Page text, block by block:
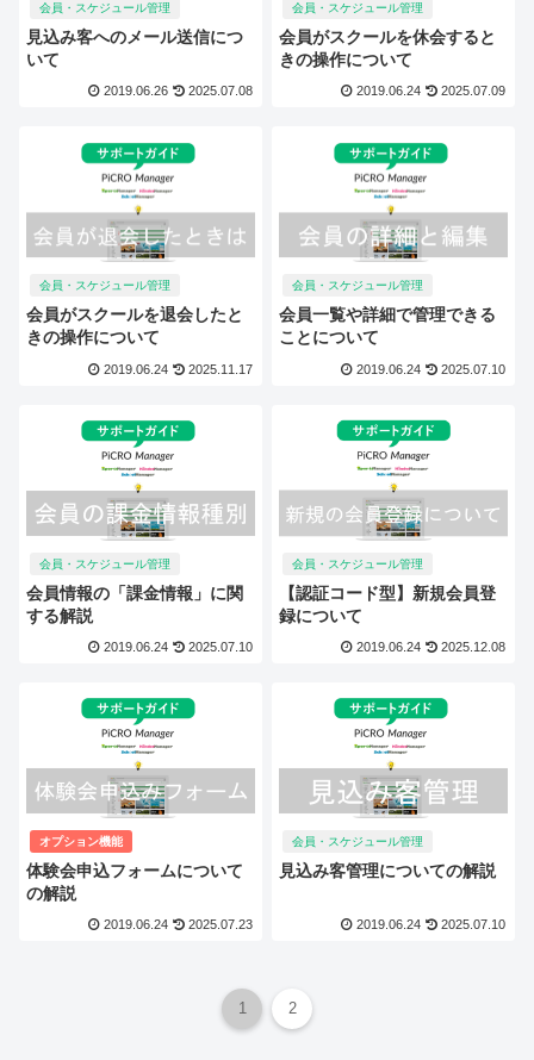
会員・スケジュール管理
見込み客へのメール送信につ
いて
2019.06.26 2025.07.08
会員・スケジュール管理
会員がスクールを休会すると
きの操作について
2019.06.24 2025.07.09
会員・スケジュール管理
会員がスクールを退会したと
きの操作について
2019.06.24 2025.11.17
会員・スケジュール管理
会員一覧や詳細で管理できる
ことについて
2019.06.24 2025.07.10
会員・スケジュール管理
会員情報の「課金情報」に関
する解説
2019.06.24 2025.07.10
会員・スケジュール管理
【認証コード型】新規会員登
録について
2019.06.24 2025.12.08
オプション機能
体験会申込フォームについて
の解説
2019.06.24 2025.07.23
会員・スケジュール管理
見込み客管理についての解説
2019.06.24 2025.07.10
1 2